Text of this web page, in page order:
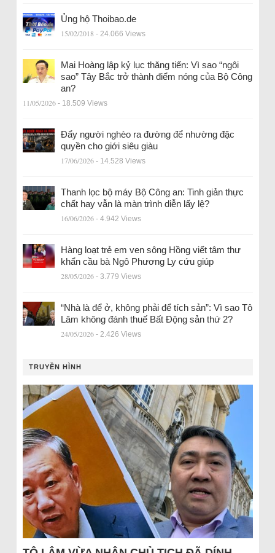
Ủng hộ Thoibao.de
15/02/2018 - 24.066 Views
Mai Hoàng lập kỷ lục thăng tiến: Vì sao “ngôi
sao” Tây Bắc trở thành điểm nóng của Bộ Công
an?
11/05/2026 - 18.509 Views
Đẩy người nghèo ra đường để nhường đặc
quyền cho giới siêu giàu
17/06/2026 - 14.528 Views
Thanh lọc bộ máy Bộ Công an: Tinh giản thực
chất hay vẫn là màn trình diễn lấy lệ?
16/06/2026 - 4.942 Views
Hàng loạt trẻ em ven sông Hồng viết tâm thư
khẩn cầu bà Ngô Phương Ly cứu giúp
28/05/2026 - 3.779 Views
“Nhà là để ở, không phải để tích sản”: Vì sao Tô
Lâm không đánh thuế Bất Động sản thứ 2?
24/05/2026 - 2.426 Views
TRUYỀN HÌNH